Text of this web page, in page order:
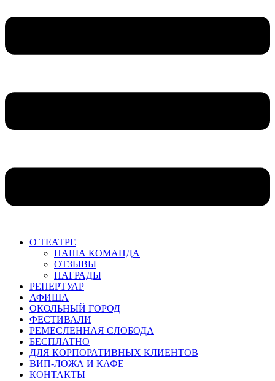
О ТЕАТРЕ
НАША КОМАНДА
ОТЗЫВЫ
НАГРАДЫ
РЕПЕРТУАР
АФИША
ОКОЛЬНЫЙ ГОРОД
ФЕСТИВАЛИ
РЕМЕСЛЕННАЯ СЛОБОДА
БЕСПЛАТНО
ДЛЯ КОРПОРАТИВНЫХ КЛИЕНТОВ
ВИП-ЛОЖА И КАФЕ
КОНТАКТЫ